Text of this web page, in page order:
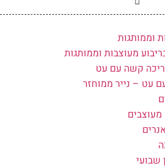
וממותגות
מעוצבות וממותגות
קשה עם עט
עט – נייר ממוחזר
שבועי